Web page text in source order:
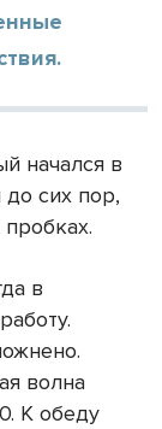
начался в
сих пор,
в
волна
К обеду